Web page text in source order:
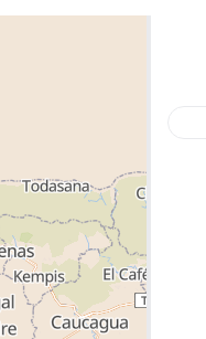
Cargando Mapa con
Tiendas ...